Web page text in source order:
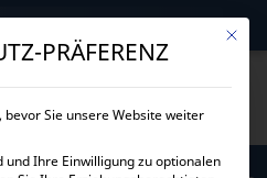
→ Mit
PRÄFERENZ
Sie unsere Website weiter
und Ihre Einwilligung zu optionalen